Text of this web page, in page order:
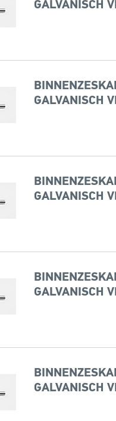
GALVANISCH
GALVANISCH
GALVANISCH
GALVANISCH
GALVANISCH